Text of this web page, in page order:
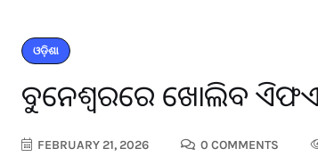
ଓଡ଼ିଶା
ଭୁବନେଶ୍ୱରରେ ଖୋଲିବ
FEBRUARY 21, 2026 0 COMMENTS